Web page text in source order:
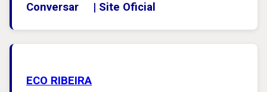
Conversar | Site Oficial
ECO RIBEIRA